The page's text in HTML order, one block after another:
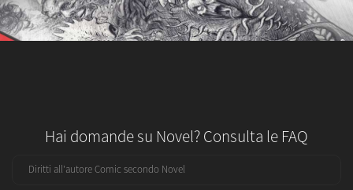
Hai domande su Novel? Consulta le FAQ
Diritti all'autore Comic secondo Novel